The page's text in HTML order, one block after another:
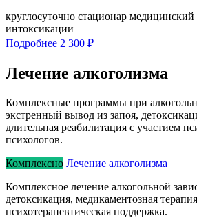
круглосуточно стационар медицинский
интоксикации
Подробнее 2 300 ₽
Лечение алкоголизма
Комплексные программы при
экстренный вывод из запоя,
длительная реабилитация с участием
психологов.
Комплексно Лечение алкоголизма
Комплексное лечение алкогольной
детоксикация, медикаментозная
психотерапевтическая поддержка.